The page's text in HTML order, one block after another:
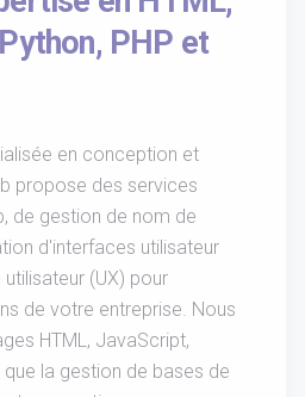
PHP et
en conception et
propose des services
de gestion de nom de
d'interfaces utilisateur
(UX) pour
de votre entreprise. Nous
HTML, JavaScript,
que la gestion de bases de